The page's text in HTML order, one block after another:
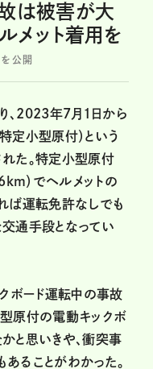
は被害が大
メット着用を
公開
、2023年7月1日から
定小型原付）という
た。特定小型原付
）でヘルメットの
ば運転免許なしでも
通手段となってい
ボード運転中の事故
原付の電動キックボ
と思いきや、衝突事
ることがわかった。